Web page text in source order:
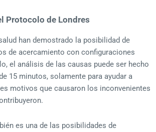
Protocolo de Londres
han demostrado la posibilidad de
de acercamiento con configuraciones
el análisis de las causas puede ser hecho
15 minutos, solamente para ayudar a
motivos que causaron los inconvenientes
es una de las posibilidades de